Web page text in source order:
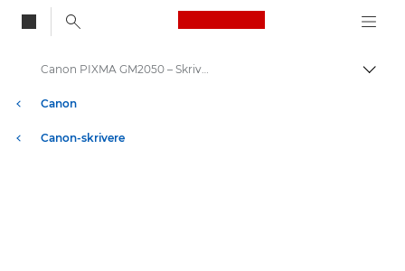
Canon Logo, back
Canon
Canon-skrivere
Canon PIXMA GM2050 – Skrivere